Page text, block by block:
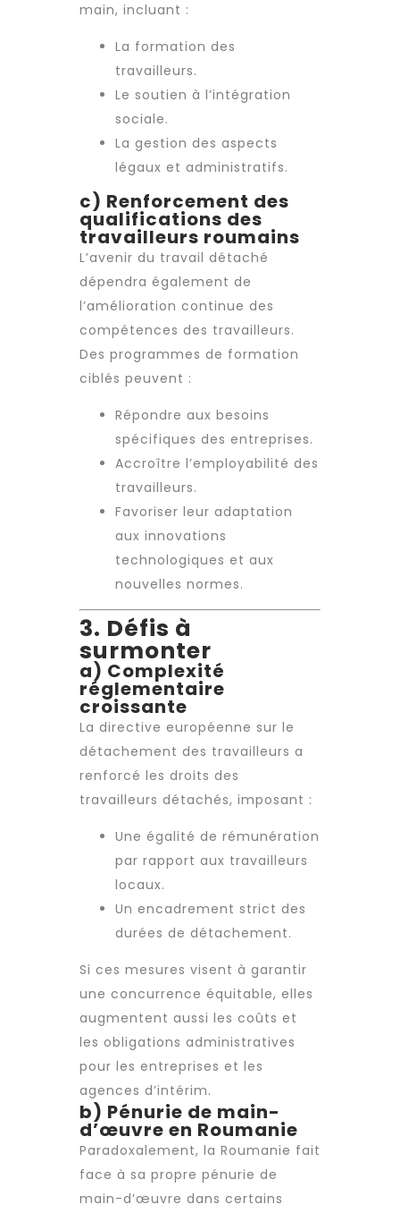
main, incluant :
La formation des
travailleurs.
Le soutien à l’intégration
sociale.
La gestion des aspects
légaux et administratifs.
c) Renforcement des
qualifications des
travailleurs roumains
L’avenir du travail détaché
dépendra également de
l’amélioration continue des
compétences des travailleurs.
Des programmes de formation
ciblés peuvent :
Répondre aux besoins
spécifiques des entreprises.
Accroître l’employabilité des
travailleurs.
Favoriser leur adaptation
aux innovations
technologiques et aux
nouvelles normes.
3. Défis à
surmonter
a) Complexité
réglementaire
croissante
La directive européenne sur le
détachement des travailleurs a
renforcé les droits des
travailleurs détachés, imposant :
Une égalité de rémunération
par rapport aux travailleurs
locaux.
Un encadrement strict des
durées de détachement.
Si ces mesures visent à garantir
une concurrence équitable, elles
augmentent aussi les coûts et
les obligations administratives
pour les entreprises et les
agences d’intérim.
b) Pénurie de main-
d’œuvre en Roumanie
Paradoxalement, la Roumanie fait
face à sa propre pénurie de
main-d’œuvre dans certains